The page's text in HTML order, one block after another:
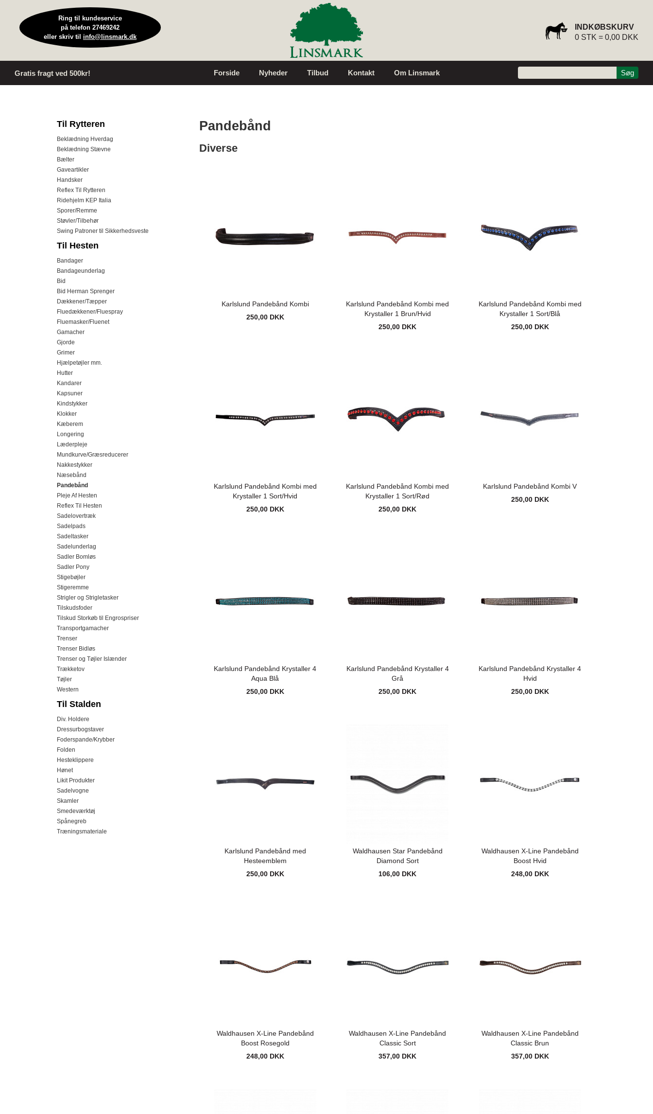
Ring til kundeservice
på telefon 27469242
eller skriv til info@linsmark.dk
INDKØBSKURV
0 STK = 0,00 DKK
Gratis fragt ved 500kr! Forside Nyheder Tilbud Kontakt Om Linsmark
Til Rytteren
Beklædning Hverdag
Beklædning Stævne
Bælter
Gaveartikler
Handsker
Reflex Til Rytteren
Ridehjelm KEP Italia
Sporer/Remme
Støvler/Tilbehør
Swing Patroner til Sikkerhedsveste
Til Hesten
Bandager
Bandageunderlag
Bid
Bid Herman Sprenger
Dækkener/Tæpper
Fluedækkener/Fluespray
Fluemasker/Fluenet
Gamacher
Gjorde
Grimer
Hjælpetøjler mm.
Hutter
Kandarer
Kapsuner
Kindstykker
Klokker
Kæberem
Longering
Læderpleje
Mundkurve/Græsreducerer
Nakkestykker
Næsebånd
Pandebånd
Pleje Af Hesten
Reflex Til Hesten
Sadelovertræk
Sadelpads
Sadeltasker
Sadelunderlag
Sadler Bomløs
Sadler Pony
Stigebøjler
Stigeremme
Strigler og Strigletasker
Tilskudsfoder
Tilskud Storkøb til Engrospriser
Transportgamacher
Trenser
Trenser Bidløs
Trenser og Tøjler Islænder
Trækketov
Tøjler
Western
Til Stalden
Div. Holdere
Dressurbogstaver
Foderspande/Krybber
Folden
Hesteklippere
Hønet
Likit Produkter
Sadelvogne
Skamler
Smedeværktøj
Spånegreb
Træningsmateriale
Pandebånd
Diverse
Karlslund Pandebånd Kombi
250,00 DKK
Karlslund Pandebånd Kombi med
Krystaller 1 Brun/Hvid
250,00 DKK
Karlslund Pandebånd Kombi med
Krystaller 1 Sort/Blå
250,00 DKK
Karlslund Pandebånd Kombi med
Krystaller 1 Sort/Hvid
250,00 DKK
Karlslund Pandebånd Kombi med
Krystaller 1 Sort/Rød
250,00 DKK
Karlslund Pandebånd Kombi V
250,00 DKK
Karlslund Pandebånd Krystaller 4
Aqua Blå
250,00 DKK
Karlslund Pandebånd Krystaller 4
Grå
250,00 DKK
Karlslund Pandebånd Krystaller 4
Hvid
250,00 DKK
Karlslund Pandebånd med
Hesteemblem
250,00 DKK
Waldhausen Star Pandebånd
Diamond Sort
106,00 DKK
Waldhausen X-Line Pandebånd
Boost Hvid
248,00 DKK
Waldhausen X-Line Pandebånd
Boost Rosegold
248,00 DKK
Waldhausen X-Line Pandebånd
Classic Sort
357,00 DKK
Waldhausen X-Line Pandebånd
Classic Brun
357,00 DKK